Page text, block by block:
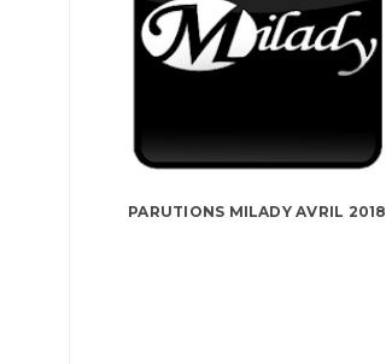
PARUTIONS MILADY AVRIL 2018